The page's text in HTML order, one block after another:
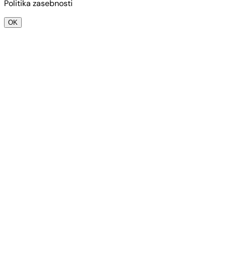
Politika zasebnosti
OK